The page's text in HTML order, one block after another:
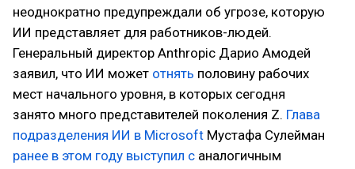
неоднократно предупреждали об угрозе, которую
ИИ представляет для работников-людей.
Генеральный директор Anthropic Дарио Амодей
заявил, что ИИ может отнять половину рабочих
мест начального уровня, в которых сегодня
занято много представителей поколения Z. Глава
подразделения ИИ в Microsoft Мустафа Сулейман
ранее в этом году выступил с аналогичным